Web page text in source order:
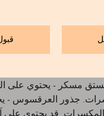
الحليب، السمسم
والفول السوداني.
والفول السوداني.
السوداني. حلويات
فستق مسكر - يحتوي على
جذور العرقسوس -
قد يحتوي على